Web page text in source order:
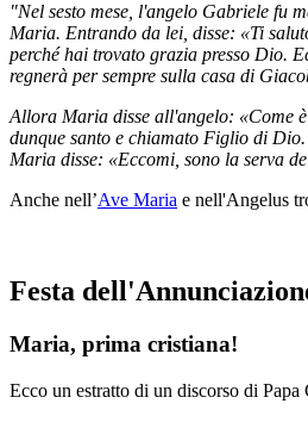
"Nel sesto mese, l'angelo Gabriele fu
Maria. Entrando da lei, disse: «Ti
perché hai trovato grazia presso Dio.
regnerà per sempre sulla casa di
Allora Maria disse all'angelo: «Come
dunque santo e chiamato Figlio di
Maria disse: «Eccomi, sono la serva
Anche nell’Ave Maria e nell'Angelus
Festa
Maria, prima cristiana!
Ecco un estratto di un discorso di